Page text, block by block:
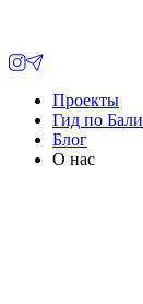
Проекты
Гид по Бали
Блог
О нас